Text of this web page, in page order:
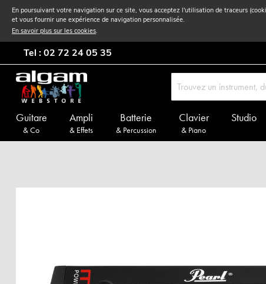
En poursuivant votre navigation sur ce site, vous acceptez l'utilisation de traceurs
et vous fournir une expérience de navigation personnalisée.
En savoir plus sur les cookies.
Tel : 02 72 24 05 35
Guitare
& Co
Ampli
& Effets
Batterie
& Percussion
Clavier
& Piano
Studio